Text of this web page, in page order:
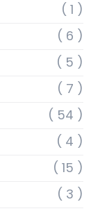
( 1 )
( 6 )
( 5 )
( 7 )
( 54 )
( 4 )
( 15 )
( 3 )